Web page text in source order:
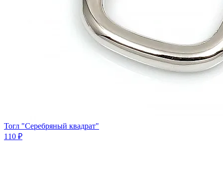
Тогл "Серебряный квадрат"
110 ₽